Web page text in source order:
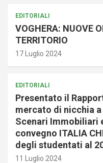
EDITORIALI
VOGHERA: NUOVE
TERRITORIO
17 Luglio 2024
EDITORIALI
Presentato il
mercato di nicchia
Scenari Immobiliari
convegno ITALIA
degli studentati al
11 Luglio 2024